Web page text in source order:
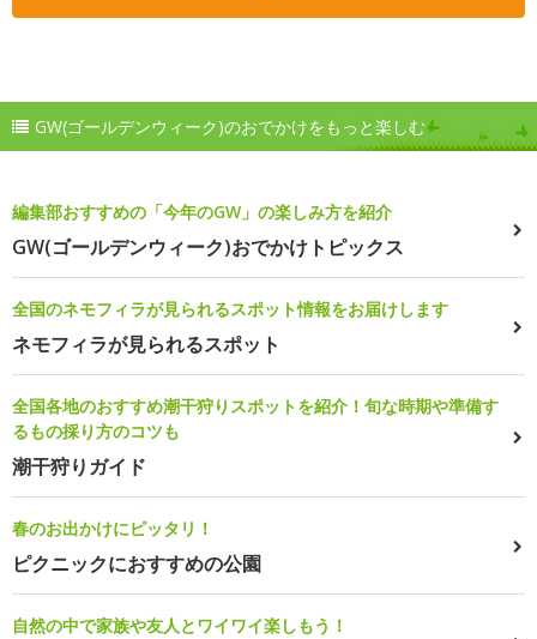
GW(ゴールデンウィーク)のおでかけをもっと楽しむ
編集部おすすめの「今年のGW」の楽しみ方を紹介
GW(ゴールデンウィーク)おでかけトピックス
全国のネモフィラが見られるスポット情報をお届けします
ネモフィラが見られるスポット
全国各地のおすすめ潮干狩りスポットを紹介！旬な時期や準備す
るもの採り方のコツも
潮干狩りガイド
春のお出かけにピッタリ！
ピクニックにおすすめの公園
自然の中で家族や友人とワイワイ楽しもう！